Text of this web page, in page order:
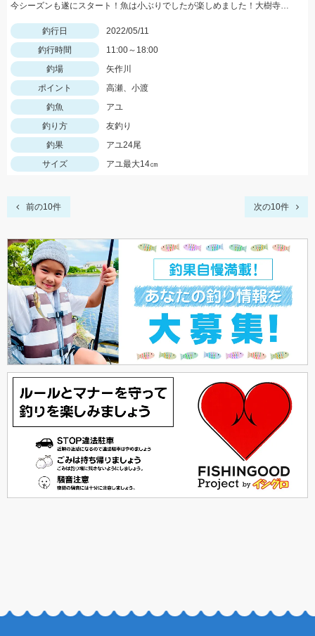
今シーズンも遂にスタート！魚は小ぶりでしたが楽しめました！大樹寺店岩崎釣行
釣行日
2022/05/11
釣行時間
11:00～18:00
釣場
矢作川
ポイント
高瀬、小渡
釣魚
アユ
釣り方
友釣り
釣果
アユ24尾
サイズ
アユ最大14㎝
前の10件 次の10件